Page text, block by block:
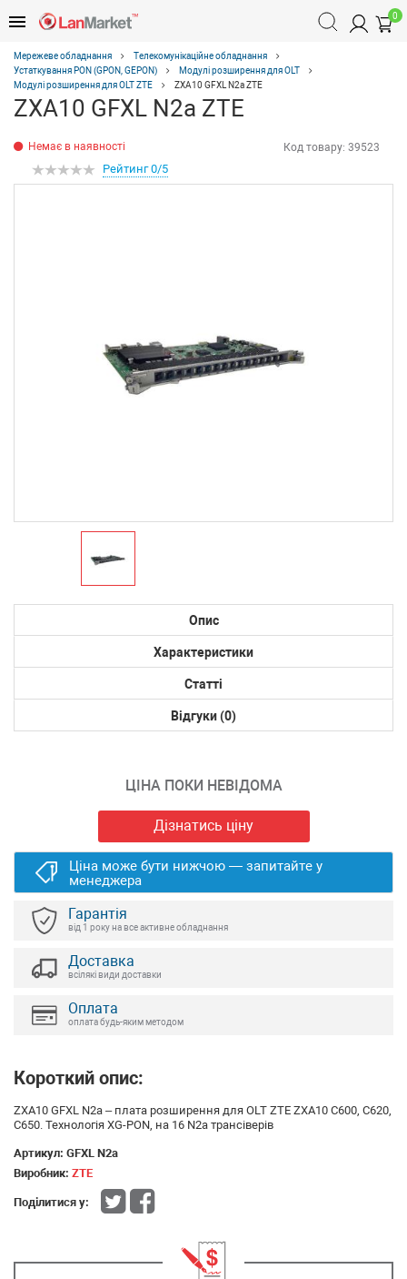
0
Мережеве обладнання
Телекомунікаційне обладнання
Устаткування PON (GPON, GEPON)
Модулі розширення для OLT
Модулі розширення для OLT ZTE
ZXA10 GFXL N2a ZTE
ZXA10 GFXL N2a ZTE
Немає в наявності Код товару: 39523
Рейтинг 0/5
Опис
Характеристики
Статті
Відгуки (0)
ЦІНА ПОКИ НЕВІДОМА
Дізнатись ціну
Ціна може бути нижчою — запитайте у
менеджера
Гарантія
від 1 року на все активне обладнання
Доставка
всілякі види доставки
Оплата
оплата будь-яким методом
Короткий опис:
ZXA10 GFXL N2a – плата розширення для OLT ZTE ZXA10 C600, C620,
C650. Технологія XG-PON, на 16 N2a трансіверів
Артикул: GFXL N2a
Виробник: ZTE
Поділитися у: